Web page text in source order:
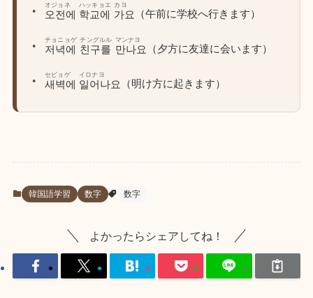
오전에
オジョネ
학교에
ハッキョエ
가요
カヨ
（午前に学校へ行きます）
저녁에
チョニョゲ
친구를
チングルル
만나요
マンナヨ
（夕方に友達に会います）
새벽에
セビョゲ
일어나요
イロナヨ
（明け方に起きます）
韓国語学習 数字 数字
よかったらシェアしてね！